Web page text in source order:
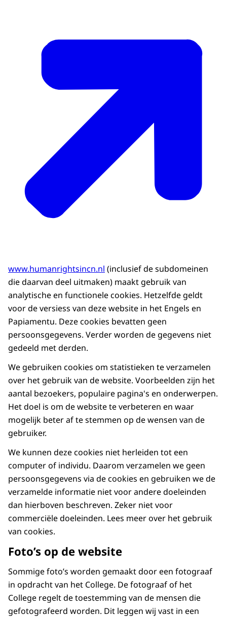
www.humanrightsincn.nl (inclusief de subdomeinen
die daarvan deel uitmaken) maakt gebruik van
analytische en functionele cookies. Hetzelfde geldt
voor de versiess van deze website in het Engels en
Papiamentu. Deze cookies bevatten geen
persoonsgegevens. Verder worden de gegevens niet
gedeeld met derden.
We gebruiken cookies om statistieken te verzamelen
over het gebruik van de website. Voorbeelden zijn het
aantal bezoekers, populaire pagina's en onderwerpen.
Het doel is om de website te verbeteren en waar
mogelijk beter af te stemmen op de wensen van de
gebruiker.
We kunnen deze cookies niet herleiden tot een
computer of individu. Daarom verzamelen we geen
persoonsgegevens via de cookies en gebruiken we de
verzamelde informatie niet voor andere doeleinden
dan hierboven beschreven. Zeker niet voor
commerciële doeleinden. Lees meer over het gebruik
van cookies.
Foto’s op de website
Sommige foto’s worden gemaakt door een fotograaf
in opdracht van het College. De fotograaf of het
College regelt de toestemming van de mensen die
gefotografeerd worden. Dit leggen wij vast in een